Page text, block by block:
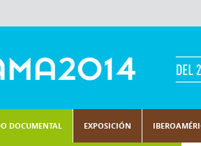
DOCUMENTAL EXPOSICIÓN